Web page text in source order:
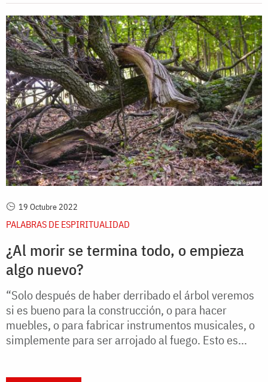
19 Octubre 2022
PALABRAS DE ESPIRITUALIDAD
¿Al morir se termina todo, o empieza
algo nuevo?
“Solo después de haber derribado el árbol veremos
si es bueno para la construcción, o para hacer
muebles, o para fabricar instrumentos musicales, o
simplemente para ser arrojado al fuego. Esto es...